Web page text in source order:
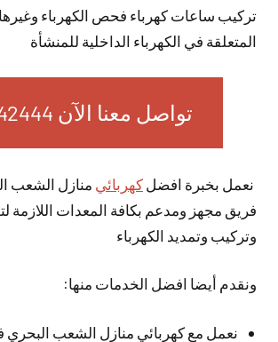
تركيب ساعات كهرباء فحص الكهرباء
المتعلقة في الكهرباء الداخلية للمنشأة
تواصل معنا الآن 65742444
نعمل بخبرة افضل كهربائي منازل الشعب
فريق مجهز ومدعم بكافة المعدات اللازمة
وتركيب وتمديد الكهرباء
ونقدم أيضا افضل الخدمات منها:
نعمل مع كهربائي منازل الشعب